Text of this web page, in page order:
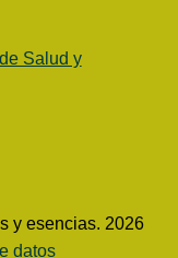
Salud y
y esencias. 2026
datos